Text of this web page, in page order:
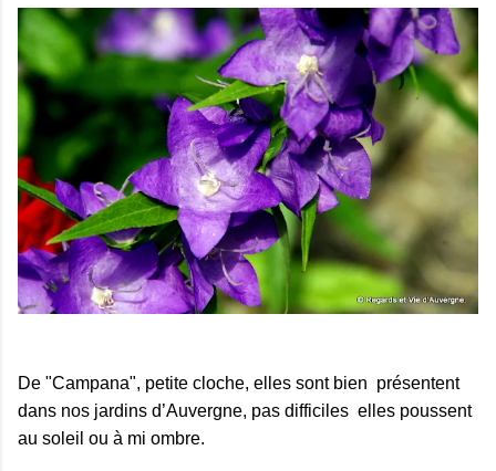
De "Campana", petite cloche, elles sont bien présentent
dans nos jardins d’Auvergne, pas difficiles elles poussent
au soleil ou à mi ombre.